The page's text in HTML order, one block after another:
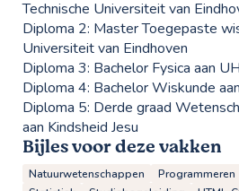
Technische Universiteit van
Diploma 2: Master Toegepaste
Universiteit van Eindhoven
Diploma 3: Bachelor Fysica aan
Diploma 4: Bachelor Wiskunde
Diploma 5: Derde graad
aan Kindsheid Jesu
Bijles voor deze vakken
Natuurwetenschappen Programmeren